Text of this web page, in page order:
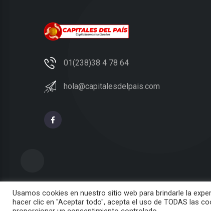
01(238)38 4 78 64
hola@capitalesdelpais.com
© 2022 Capitales del País |Diseño OKREATIVA
Usamos cookies en nuestro sitio web para brindarle la
hacer clic en "Aceptar todo", acepta el uso de TODAS las